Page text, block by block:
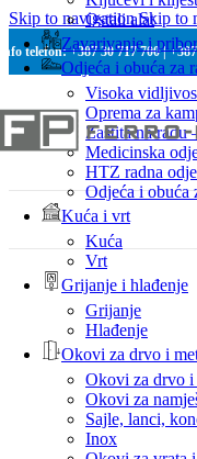
Skip to navigationSkip to
telefon: +387 30 717 700 |
Ostali alat
Zavarivanje i pribor
Odjeća i obuća za
Visoka
Oprema za
Zaštita na radu
Medicinska
HTZ radna
Odjeća i obuća
Kuća i vrt
Kuća
Vrt
Grijanje i hlađenje
Grijanje
Hlađenje
Okovi za drvo i
Okovi za drvo i
Okovi za
Sajle, lanci,
Inox